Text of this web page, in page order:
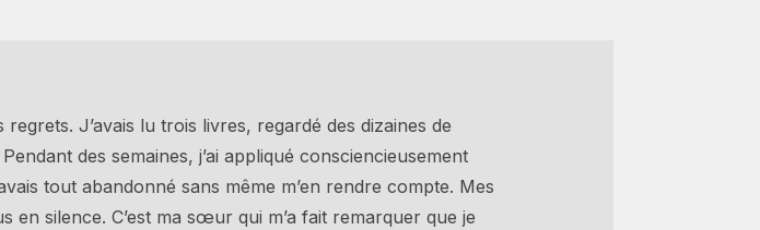
regrets. J’avais lu trois livres, regardé des dizaines de
des semaines, j’ai appliqué consciencieusement
tout abandonné sans même m’en rendre compte. Mes
en silence. C’est ma sœur qui m’a fait remarquer que je